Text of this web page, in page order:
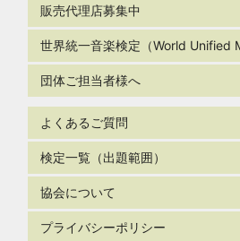
販売代理店募集中
世界統一音楽検定（World Unified
団体ご担当者様へ
よくあるご質問
検定一覧（出題範囲）
協会について
プライバシーポリシー